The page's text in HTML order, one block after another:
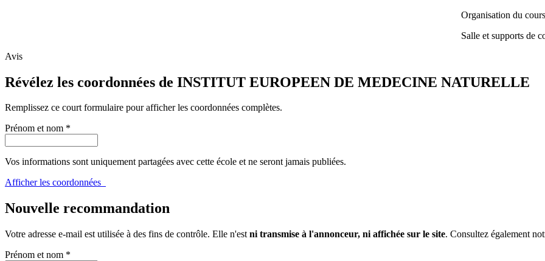
Organisation du cours
Salle et supports de
Avis
Révélez les coordonnées de INSTITUT EUROPEEN DE MEDECINE NATURELLE
Remplissez ce court formulaire pour afficher les coordonnées complètes.
Prénom et nom *
Vos informations sont uniquement partagées avec cette école et ne seront jamais publiées.
Afficher les coordonnées
Nouvelle recommandation
Votre adresse e-mail est utilisée à des fins de contrôle. Elle n'est ni transmise à l'annonceur, ni affichée sur le site. Consultez également
Prénom et nom *